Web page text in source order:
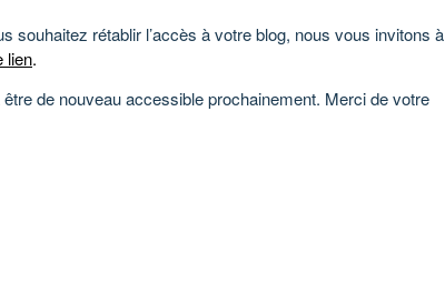
souhaitez rétablir l’accès à votre blog, nous vous invitons à
lien.
de nouveau accessible prochainement. Merci de votre